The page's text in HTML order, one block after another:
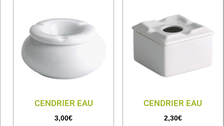
CENDRIER EAU
3,00€
CENDRIER EAU
2,30€